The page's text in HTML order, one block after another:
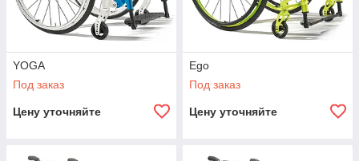
YOGA
Под заказ
Цену уточняйте
Ego
Под заказ
Цену уточняйте